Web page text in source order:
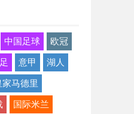
中国足球 欧冠
意甲 湖人
家马德里
国际米兰